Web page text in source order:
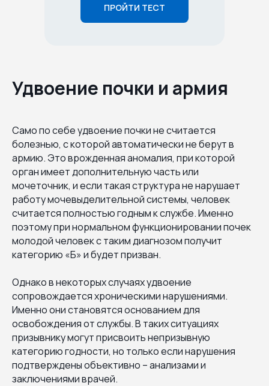
ПРОЙТИ ТЕСТ
Удвоение почки и армия
Само по себе удвоение почки не считается
болезнью, с которой автоматически не берут в
армию. Это врожденная аномалия, при которой
орган имеет дополнительную часть или
мочеточник, и если такая структура не нарушает
работу мочевыделительной системы, человек
считается полностью годным к службе. Именно
поэтому при нормальном функционировании почек
молодой человек с таким диагнозом получит
категорию «Б» и будет призван.
Однако в некоторых случаях удвоение
сопровождается хроническими нарушениями.
Именно они становятся основанием для
освобождения от службы. В таких ситуациях
призывнику могут присвоить непризывную
категорию годности, но только если нарушения
подтверждены объективно – анализами и
заключениями врачей.